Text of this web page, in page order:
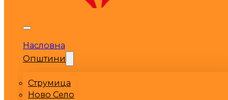
Насловна
Општини
Струмица
Ново Село